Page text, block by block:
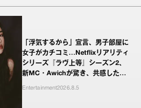
「浮気するから」宣言、男子部屋に
女子がカチコミ…Netflixリアリティ
シリーズ『ラヴ上等』シーズン2、
新MC・Awichが驚き、共感したヤ
Entertainment2026.8.5